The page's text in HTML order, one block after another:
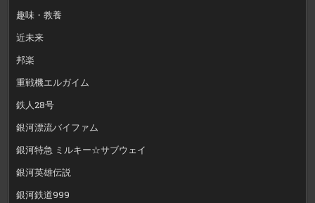
趣味・教養
近未来
邦楽
重戦機エルガイム
鉄人28号
銀河漂流バイファム
銀河特急 ミルキー☆サブウェイ
銀河英雄伝説
銀河鉄道999